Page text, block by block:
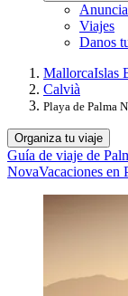
Viajes
Danos
MallorcaIslas
Calvià
Playa de Palma
Organiza tu viaje
Guía de viaje de
NovaVacaciones en